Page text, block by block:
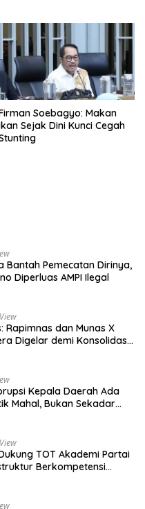
Soebagyo: Makan
Sejak Dini Kunci Cegah
Bantah Pemecatan Dirinya,
Diperluas AMPI Ilegal
Rapimnas dan Munas X
Digelar demi Konsolidasi
Kepala Daerah Ada
Mahal, Bukan Sekadar
TOT Akademi Partai
Berkompetensi